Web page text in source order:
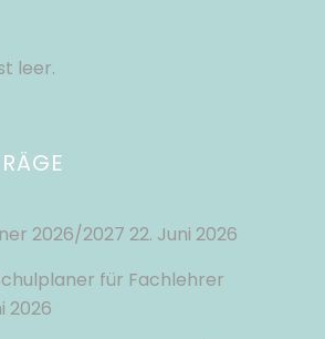
leer.
2026/2027 22. Juni 2026
für Fachlehrer
2026